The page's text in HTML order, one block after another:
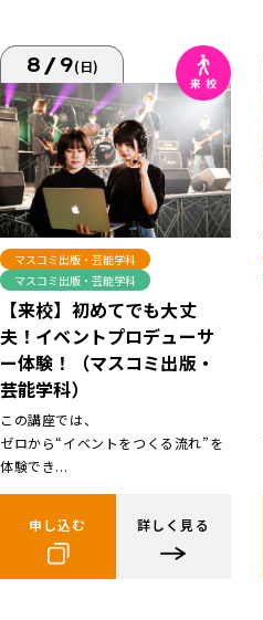
8/9(日)
マスコミ出版・芸能学科
マスコミ出版・芸能学科
【来校】初めてでも大丈
夫！イベントプロデューサ
ー体験！（マスコミ出版・
芸能学科）
この講座では、
ゼロから“イベントをつくる流れ”を
体験でき...
申し込む 詳しく見る